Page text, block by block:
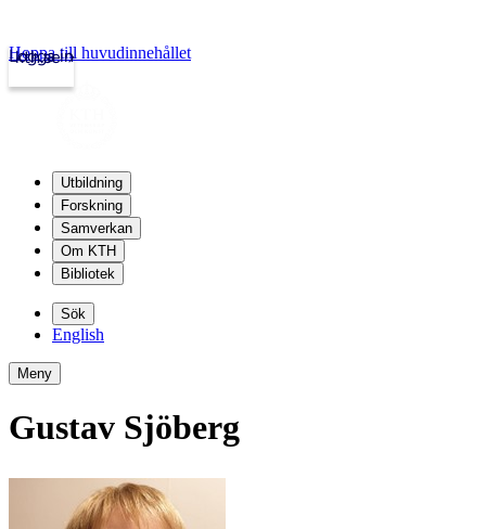
kth.se
Logga in
Hoppa till huvudinnehållet
Utbildning
Forskning
Samverkan
Om KTH
Bibliotek
Sök
English
Meny
Gustav Sjöberg